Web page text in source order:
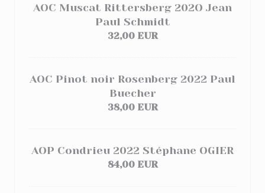
AOC Muscat Rittersberg 202O Jean
Paul Schmidt
32,00 EUR
AOC Pinot noir Rosenberg 2022 Paul
Buecher
38,00 EUR
AOP Condrieu 2022 Stéphane OGIER
84,00 EUR